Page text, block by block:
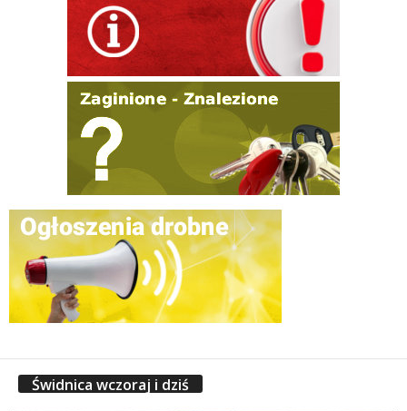
Świdnica wczoraj i dziś